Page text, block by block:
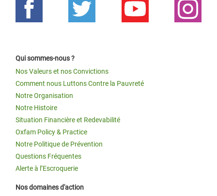
Qui sommes-nous ?
Nos Valeurs et nos Convictions
Comment nous Luttons Contre la Pauvreté
Notre Organisation
Notre Histoire
Situation Financière et Redevabilité
Oxfam Policy & Practice
Notre Politique de Prévention
Questions Fréquentes
Alerte à l’Escroquerie
Nos domaines d'action